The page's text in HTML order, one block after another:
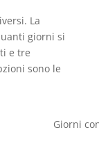
La
giorni si
e tre
sono le
Giorni